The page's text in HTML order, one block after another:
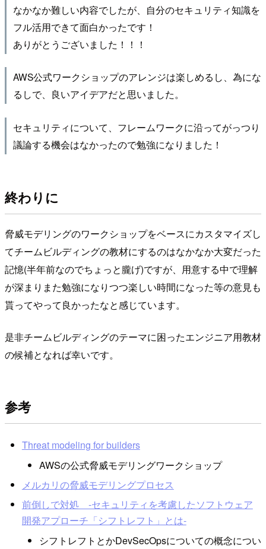
なかなか難しい内容でしたが、自分のセキュリティ知識を
フル活用できて面白かったです！
ありがとうございました！！！
AWS公式ワークショップのアレンジは楽しめるし、為にな
るしで、良いアイデアだと思いました。
セキュリティについて、フレームワークに沿ってがっつり
議論する機会はなかったので勉強になりました！
終わりに
脅威モデリングのワークショップをベースにカスタマイズし
てチームビルディングの教材にするのはなかなか大変だった
記憶(半年前なのでちょっと朧げ)ですが、用意する中で理解
が深まりまた勉強になりつつ楽しい時間になった等の意見も
貰ってやって良かったなと感じています。
是非チームビルディングのテーマに困ったエンジニア用教材
の候補となれば幸いです。
参考
Threat modeling for builders
AWSの公式脅威モデリングワークショップ
メルカリの脅威モデリングプロセス
前倒しで対処 -セキュリティを考慮したソフトウェア
開発アプローチ「シフトレフト」とは-
シフトレフトとかDevSecOpsについての概念につい